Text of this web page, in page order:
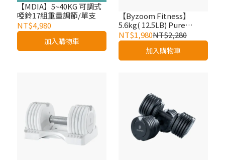
【MDIA】5~40KG 可調式
啞鈴17組重量調節/單支
NT$4,980
加入購物車
【Byzoom Fitness】
5.6kg( 12.5LB) Pure
Series 5段重量 可調式啞
鈴 (黑白兩色)單支
NT$1,980NT$2,280
加入購物車